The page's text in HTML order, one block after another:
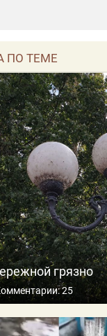
ПО ТЕМЕ
грязно
25